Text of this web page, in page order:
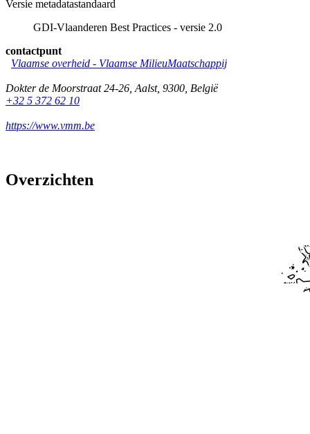
Versie metadatastandaard
GDI-Vlaanderen Best Practices - versie 2.0
contactpunt
Vlaamse overheid - Vlaamse MilieuMaatschappij
Dokter de Moorstraat 24-26 Aalst, 9300 België
+32 5 372 62 10
https://www.vmm.be
Overzichten